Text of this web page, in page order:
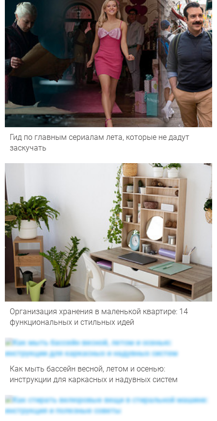
Гид по главным сериалам лета, которые не дадут
заскучать
Организация хранения в маленькой квартире: 14
функциональных и стильных идей
Как мыть бассейн весной, летом и осенью:
инструкции для каркасных и надувных систем